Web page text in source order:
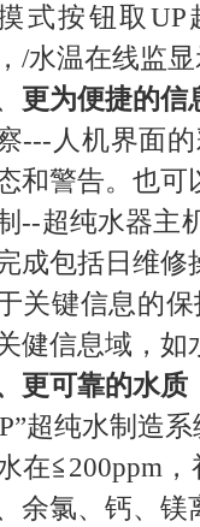
式按钮取UP
/水温在线监
更为便捷的信
---人机界面
和警告。也可
--超纯水器主
成包括日维
关键信息的
健信息域，如
更可靠的水质
超纯水制造
在≦200ppm
余氯、钙、镁